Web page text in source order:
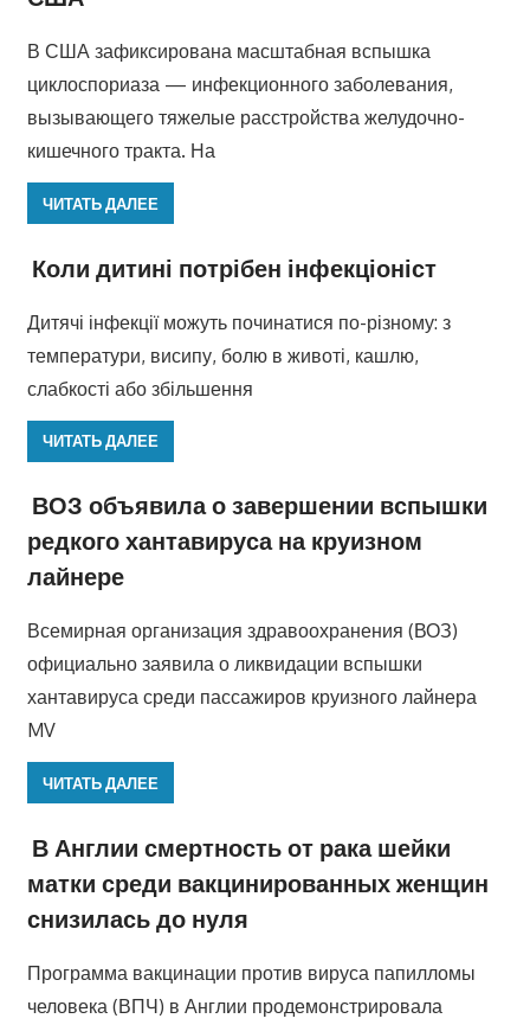
В США зафиксирована масштабная вспышка
циклоспориаза — инфекционного заболевания,
вызывающего тяжелые расстройства желудочно-
кишечного тракта. На
ЧИТАТЬ ДАЛЕЕ
Коли дитині потрібен інфекціоніст
Дитячі інфекції можуть починатися по-різному: з
температури, висипу, болю в животі, кашлю,
слабкості або збільшення
ЧИТАТЬ ДАЛЕЕ
ВОЗ объявила о завершении вспышки
редкого хантавируса на круизном
лайнере
Всемирная организация здравоохранения (ВОЗ)
официально заявила о ликвидации вспышки
хантавируса среди пассажиров круизного лайнера
MV
ЧИТАТЬ ДАЛЕЕ
В Англии смертность от рака шейки
матки среди вакцинированных женщин
снизилась до нуля
Программа вакцинации против вируса папилломы
человека (ВПЧ) в Англии продемонстрировала